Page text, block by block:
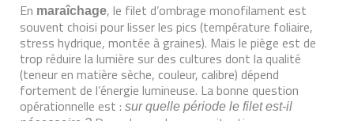
En maraîchage, le filet d’ombrage monofilament est
souvent choisi pour lisser les pics (température foliaire,
stress hydrique, montée à graines). Mais le piège est de
trop réduire la lumière sur des cultures dont la qualité
(teneur en matière sèche, couleur, calibre) dépend
fortement de l’énergie lumineuse. La bonne question
opérationnelle est :sur quelle période le filet est-il